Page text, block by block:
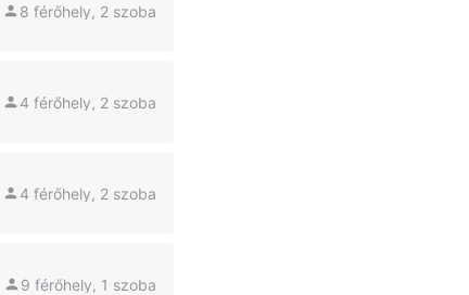
8 férőhely, 2 szoba
4 férőhely, 2 szoba
4 férőhely, 2 szoba
9 férőhely, 1 szoba